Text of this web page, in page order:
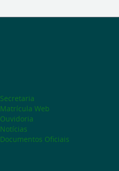
Secretaria
Matrícula Web
Ouvidoria
Notícias
Documentos Oficiais